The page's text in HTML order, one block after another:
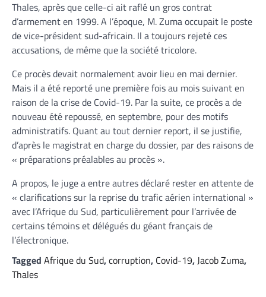
Thales, après que celle-ci ait raflé un gros contrat
d’armement en 1999. A l’époque, M. Zuma occupait le poste
de vice-président sud-africain. Il a toujours rejeté ces
accusations, de même que la société tricolore.
Ce procès devait normalement avoir lieu en mai dernier.
Mais il a été reporté une première fois au mois suivant en
raison de la crise de Covid-19. Par la suite, ce procès a de
nouveau été repoussé, en septembre, pour des motifs
administratifs. Quant au tout dernier report, il se justifie,
d’après le magistrat en charge du dossier, par des raisons de
« préparations préalables au procès ».
A propos, le juge a entre autres déclaré rester en attente de
« clarifications sur la reprise du trafic aérien international »
avec l’Afrique du Sud, particulièrement pour l’arrivée de
certains témoins et délégués du géant français de
l’électronique.
Tagged Afrique du Sud,corruption, Covid-19, Jacob Zuma,
Thales